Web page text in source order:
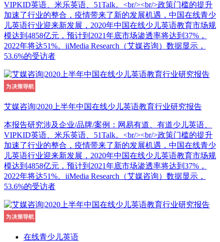
VIPKID英语、米乐英语、51Talk。<br/><br/>政策门槛的提升
加速了行业的整合，疫情带来了新的发展机遇，中国在线青少
儿英语行业迎来新发展，2020年中国在线少儿英语教育市场规
模达到4858亿元，预计到2021年底市场渗透率将达到37%，
2022年将达51%。iiMedia Research（艾媒咨询）数据显示，
53.6%的受访者
艾媒咨询|2020上半年中国在线少儿英语教育行业研究报告
本报告研究涉及企业/品牌/案例：网易有道、有道少儿英语、
VIPKID英语、米乐英语、51Talk。<br/><br/>政策门槛的提升
加速了行业的整合，疫情带来了新的发展机遇，中国在线青少
儿英语行业迎来新发展，2020年中国在线少儿英语教育市场规
模达到4858亿元，预计到2021年底市场渗透率将达到37%，
2022年将达51%。iiMedia Research（艾媒咨询）数据显示，
53.6%的受访者
在线青少儿英语